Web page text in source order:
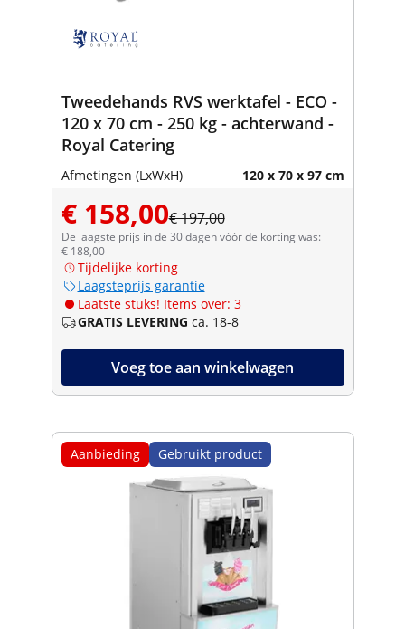
Tweedehands RVS werktafel - ECO -
120 x 70 cm - 250 kg - achterwand -
Royal Catering
Afmetingen (LxWxH) 120 x 70 x 97 cm
€ 158,00€ 197,00
De laagste prijs in de 30 dagen vóór de korting was:
€ 188,00
Tijdelijke korting
Laagsteprijs garantie
Laatste stuks! Items over: 3
GRATIS LEVERING ca. 18-8
Voeg toe aan winkelwagen
Aanbieding Gebruikt product